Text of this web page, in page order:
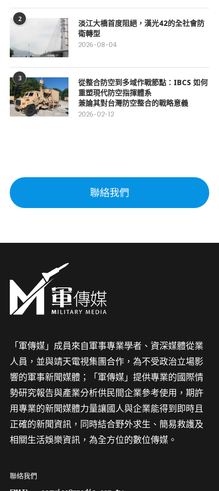
2
淡江大橋首度阻絕，漢光42的全社會防
衛轉型
2026-08-04
3
從整合防空到多域作戰節點：IBCS 如何
重塑現代防空指揮體系
兼論其對台灣防空整合的戰略意義
2026-02-12
聯絡我們
「軍傳媒」成員來自軍事專業學者、資深媒體從業
人員，並與靖天電視集團合作，為不受政治立場影
響的軍事新聞媒體；「軍傳媒」提供專業的國際情
勢研究報告與產業分析供民間企業參考使用，期許
用專業的新聞媒體力量讓國人與企業能得到即時且
正確的新聞資訊，同時結合野外求生、簡易救護及
相關生活娛樂資訊，為全方位的數位傳媒。
聯絡我們